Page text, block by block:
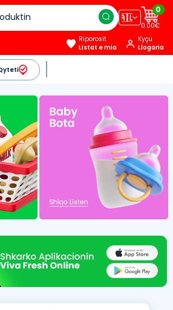
🇦🇱
0
0.00€
Riporosit
Listat e mia
Kyçu
Llogaria